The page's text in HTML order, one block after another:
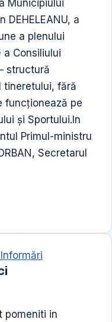
Municipiului
DEHELEANU, a
a plenului
Consiliului
structură
tineretului, fără
funcţionează pe
și Sportului.In
Primul-ministru
Secretarul
pomeniti in